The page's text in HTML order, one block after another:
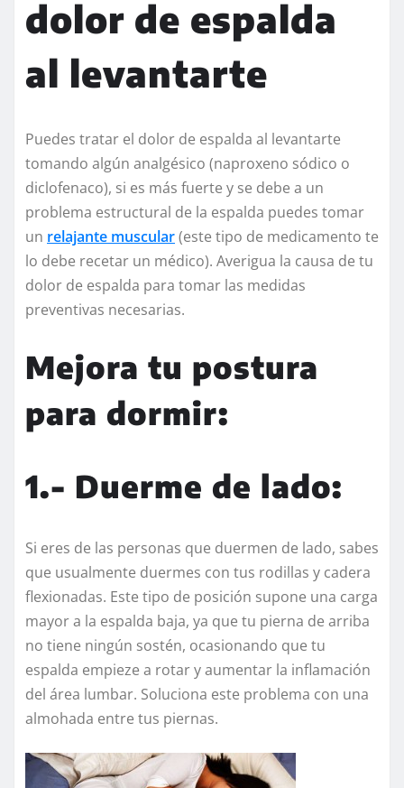
dolor de espalda
al levantarte
Puedes tratar el dolor de espalda al levantarte
tomando algún analgésico (naproxeno sódico o
diclofenaco), si es más fuerte y se debe a un
problema estructural de la espalda puedes tomar
un relajante muscular(este tipo de medicamento te
lo debe recetar un médico). Averigua la causa de tu
dolor de espalda para tomar las medidas
preventivas necesarias.
Mejora tu postura
para dormir:
1.- Duerme de lado:
Si eres de las personas que duermen de lado, sabes
que usualmente duermes con tus rodillas y cadera
flexionadas. Este tipo de posición supone una carga
mayor a la espalda baja, ya que tu pierna de arriba
no tiene ningún sostén, ocasionando que tu
espalda empieze a rotar y aumentar la inflamación
del área lumbar. Soluciona este problema con una
almohada entre tus piernas.